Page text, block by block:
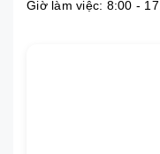
Giờ làm việc: 8:00 -